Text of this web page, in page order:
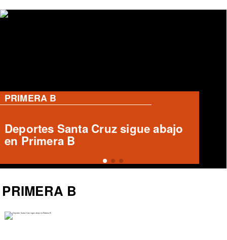
PRIMERA B
Informe arbitral ausente en Unión
Española vs Deportes Recoleta
PRIMERA B